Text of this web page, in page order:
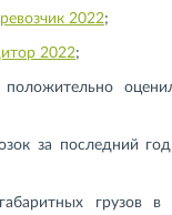
2022;
2022;
положительно
за последний
грузов